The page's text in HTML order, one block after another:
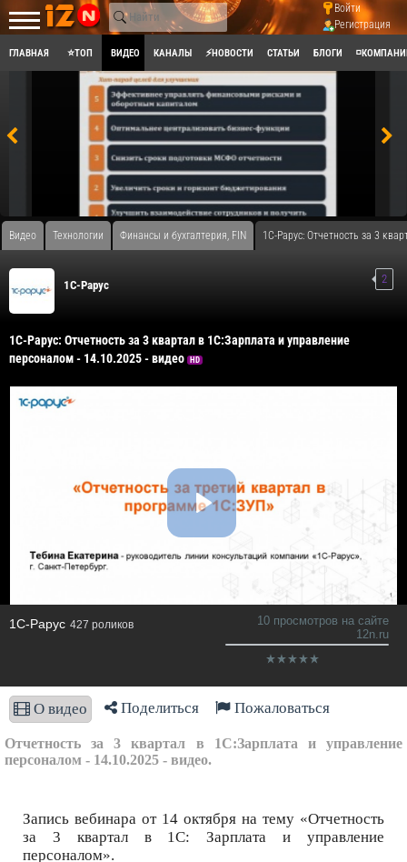
Войти
Регистрация
ГЛАВНАЯ ⭐ТОП ВИДЕО КАНАЛЫ ⚡НОВОСТИ СТАТЬИ БЛОГИ
Видео Технологии Финансы и бухгалтерия, FIN 1С-Рарус: Отчетность за 3
1C-Рарус 2
1С-Рарус: Отчетность за 3 квартал в 1С:Зарплата и управление
персоналом - 14.10.2025 - видео
HD
1C-Рарус 427 роликов
10 просмотров на сайте
12n.ru
О видео Поделиться Пожаловаться
Отчетность за 3 квартал в 1С:Зарплата и управление
персоналом - 14.10.2025 - видео.
Запись вебинара от 14 октября на тему «Отчетность
за 3 квартал в 1С: Зарплата и управление
персоналом».